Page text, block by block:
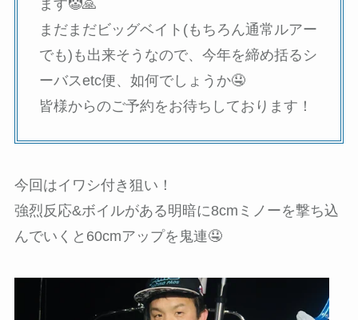
ます🤡🙏
まだまだビッグベイト(もちろん通常ルアー
でも)も出来そうなので、今年を締め括るシ
ーバスetc便、如何でしょうか🤤
皆様からのご予約をお待ちしております！
今回はイワシ付き狙い！
強烈反応&ボイルがある明暗に8cmミノーを撃ち込
んでいくと60cmアップを鬼連🤤